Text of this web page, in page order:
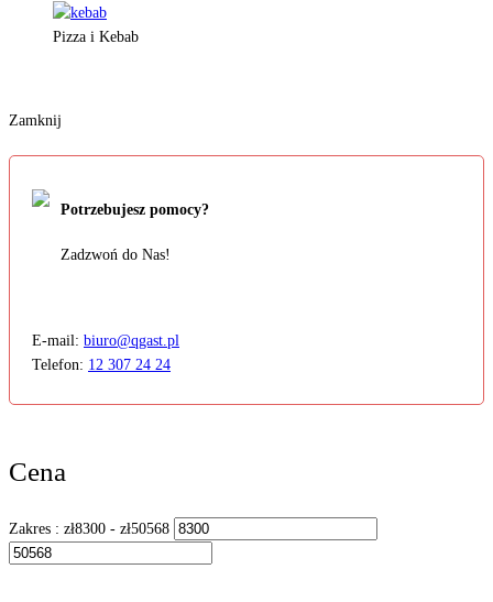
Pizza i Kebab
Zamknij
Potrzebujesz pomocy?
Zadzwoń do Nas!
E-mail: biuro@qgast.pl
Telefon: 12 307 24 24
Cena
Zakres : zł8300 - zł50568